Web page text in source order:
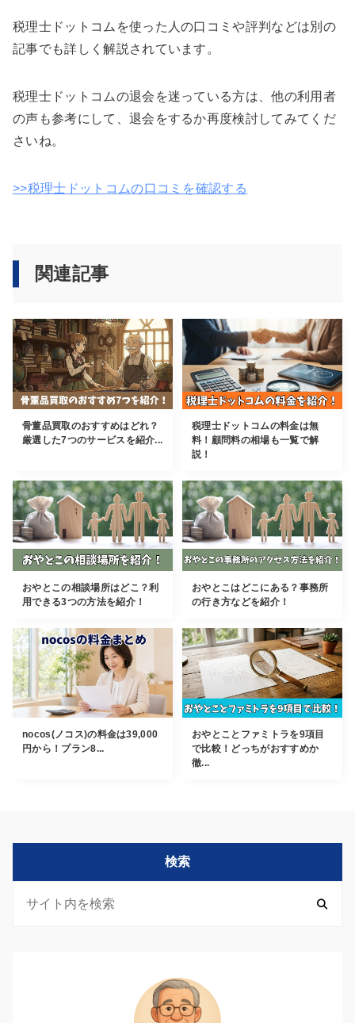
税理士ドットコムを使った人の口コミや評判などは別の
記事でも詳しく解説されています。
税理士ドットコムの退会を迷っている方は、他の利用者
の声も参考にして、退会をするか再度検討してみてくだ
さいね。
>>税理士ドットコムの口コミを確認する
関連記事
骨董品買取のおすすめはどれ？
厳選した7つのサービスを紹介...
税理士ドットコムの料金は無
料！顧問料の相場も一覧で解
説！
おやとこの相談場所はどこ？利
用できる3つの方法を紹介！
おやとこはどこにある？事務所
の行き方などを紹介！
nocos(ノコス)の料金は39,000
円から！プラン8...
おやとことファミトラを9項目
で比較！どっちがおすすめか
徹...
検索